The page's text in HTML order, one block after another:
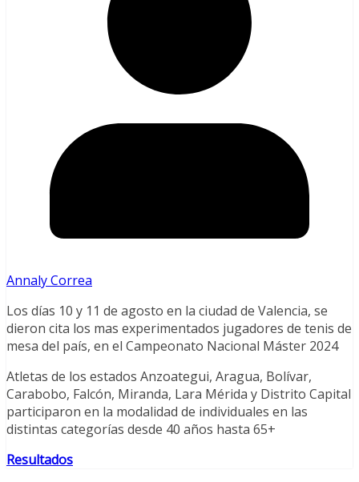
Annaly Correa
Los días 10 y 11 de agosto en la ciudad de Valencia, se
dieron cita los mas experimentados jugadores de tenis de
mesa del país, en el Campeonato Nacional Máster 2024
Atletas de los estados Anzoategui, Aragua, Bolívar,
Carabobo, Falcón, Miranda, Lara Mérida y Distrito Capital
participaron en la modalidad de individuales en las
distintas categorías desde 40 años hasta 65+
Resultados